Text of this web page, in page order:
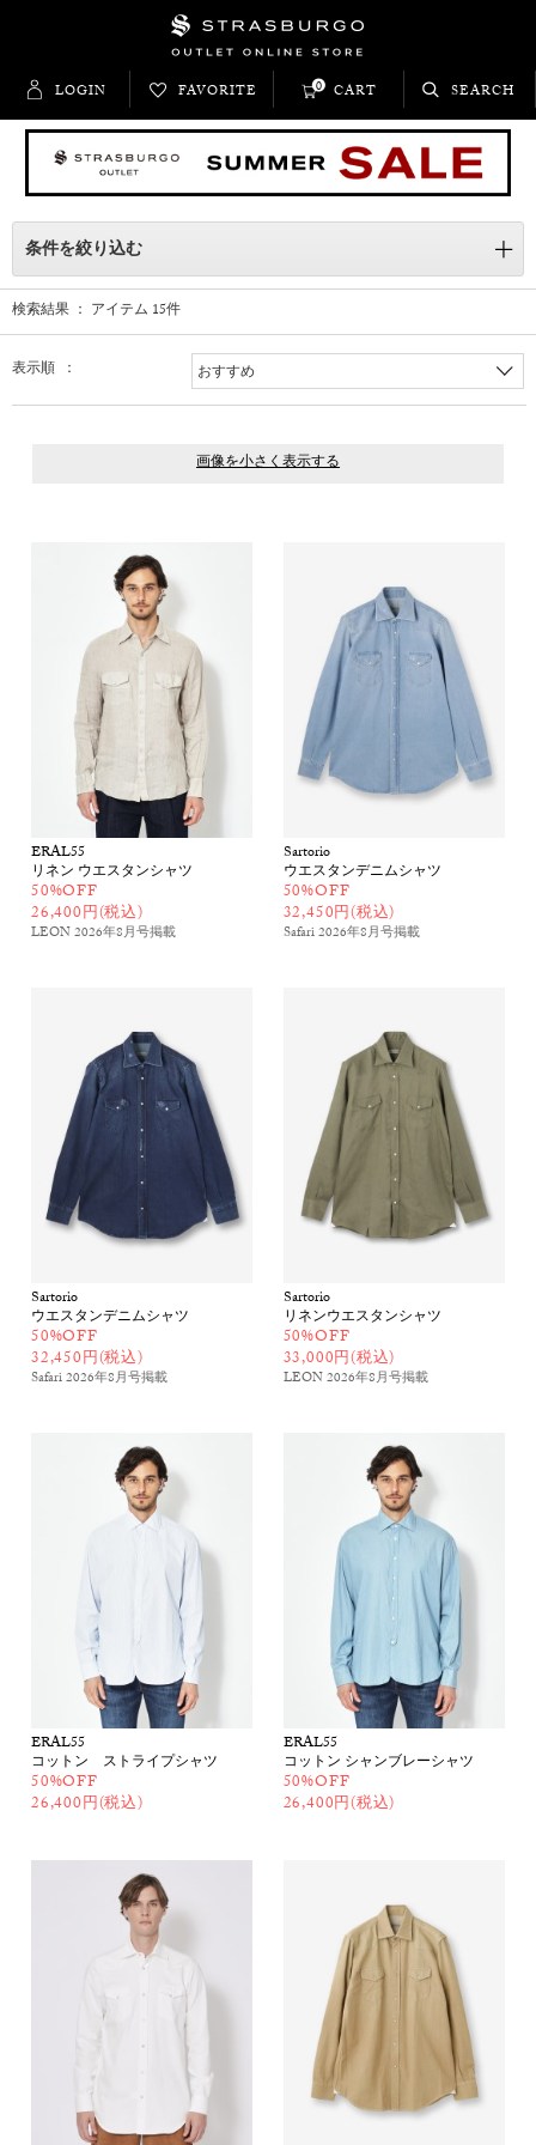
LOGIN FAVORITE CART
0 SEARCH
条件を絞り込む
検索結果 ： アイテム 15件
表示順 ：
ERAL55
リネン ウエスタンシャツ
50%OFF
26,400円(税込)
LEON 2026年8月号掲載
Sartorio
ウエスタンデニムシャツ
50%OFF
32,450円(税込)
Safari 2026年8月号掲載
Sartorio
ウエスタンデニムシャツ
50%OFF
32,450円(税込)
Safari 2026年8月号掲載
Sartorio
リネンウエスタンシャツ
50%OFF
33,000円(税込)
LEON 2026年8月号掲載
ERAL55
コットン ストライプシャツ
50%OFF
26,400円(税込)
ERAL55
コットン シャンブレーシャツ
50%OFF
26,400円(税込)